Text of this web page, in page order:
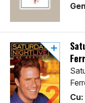
Cu: